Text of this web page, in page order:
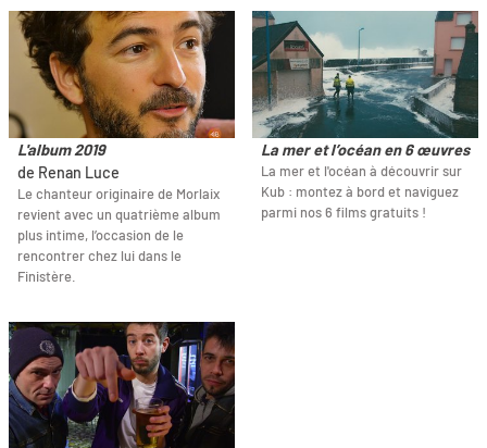
L'album 2019
de Renan Luce
Le chanteur originaire de Morlaix
revient avec un quatrième album
plus intime, l’occasion de le
rencontrer chez lui dans le
Finistère.
La mer et l’océan en 6 œuvres
La mer et l'océan à découvrir sur
Kub : montez à bord et naviguez
parmi nos 6 films gratuits !